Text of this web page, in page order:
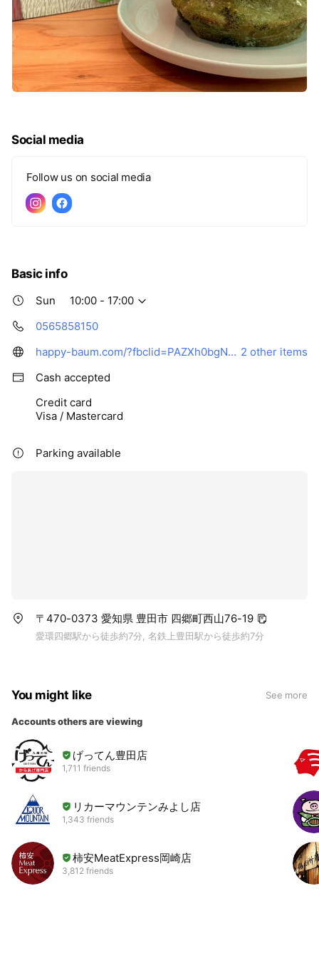
Social media
Follow us on social media
Basic info
Sun
10:00 - 17:00
0565858150
happy-baum.com/?fbclid=PAZXh0bgNhZW0CMTEAAab-ublokUg5ZkvVdLfYBjoVybbGYEKIkshLjoGt2c6NVCx6cozNsQAci4w_aem_pOquZaujdkwIG64cjsGwDA 2 other items
Cash accepted
Credit card
Visa / Mastercard
Parking available
〒470-0373 愛知県 豊田市 四郷町西山76-19
愛環四郷駅から徒歩約7分, 名鉄上豊田駅から徒歩約7分
You might like See more
Accounts others are viewing
げってん豊田店
1,711 friends
リカーマウンテンみよし店
1,343 friends
柿安MeatExpress岡崎店
3,812 friends